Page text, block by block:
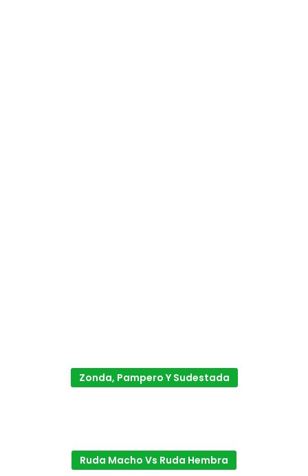
Zonda, Pampero Y Sudestada
Ruda Macho Vs Ruda Hembra